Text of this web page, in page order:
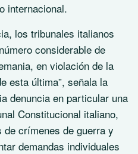
internacional.
los tribunales italianos
considerable de
en violación de la
esta última”, señala la
denuncia en particular una
Constitucional italiano,
crímenes de guerra y
demandas individuales